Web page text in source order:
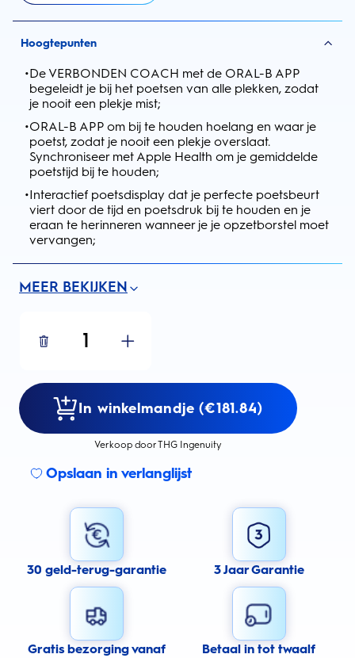
Hoogtepunten
•De VERBONDEN COACH met de ORAL-B APP
begeleidt je bij het poetsen van alle plekken, zodat
je nooit een plekje mist;
•ORAL-B APP om bij te houden hoelang en waar je
poetst, zodat je nooit een plekje overslaat.
Synchroniseer met Apple Health om je gemiddelde
poetstijd bij te houden;
•Interactief poetsdisplay dat je perfecte poetsbeurt
viert door de tijd en poetsdruk bij te houden en je
eraan te herinneren wanneer je je opzetborstel moet
vervangen;
MEER BEKIJKEN
1
In winkelmandje (€181.84)
Verkoop door THG Ingenuity
Opslaan in verlanglijst
30 geld-terug-garantie 3 Jaar Garantie
Gratis bezorging vanaf
Betaal in tot twaalf